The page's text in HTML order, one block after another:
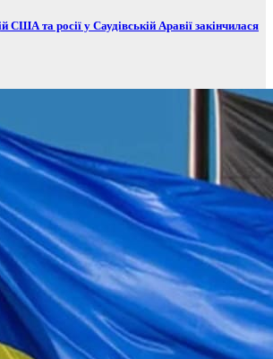
США та росії у Саудівській Аравії закінчилася